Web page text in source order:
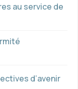
au service de
d’avenir